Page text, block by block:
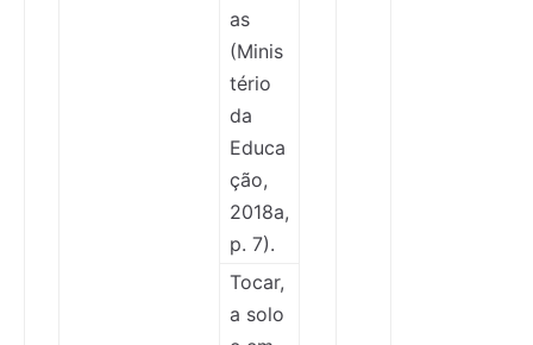
as
(Minis
tério
da
Educa
ção,
2018a,
p. 7).
Tocar,
a solo